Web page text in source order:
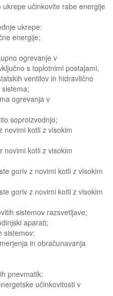
učinkovite rabe energije
ukrepe:
energije;
ogrevanje v
s toplotnimi postajami,
ventilov in hidravlično
ogrevanja v
soproizvodnjo;
novimi kotli z visokim
novimi kotli z visokim
goriv z novimi kotli z visokim
goriv z novimi kotli z visokim
sistemov razsvetljave;
aparati;
sistemov;
in obračunavanja
pnevmatik;
učinkovitosti v